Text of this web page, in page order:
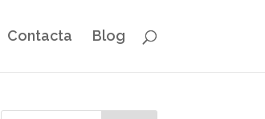
Contacta Blog